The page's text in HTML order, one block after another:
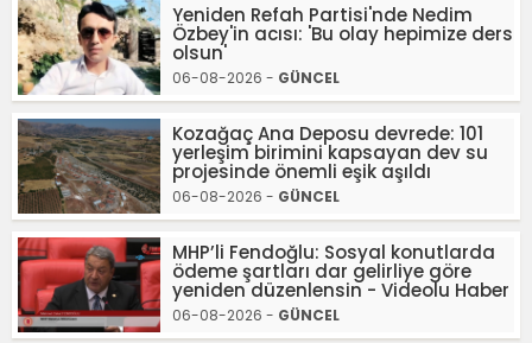
Yeniden Refah Partisi'nde Nedim
Özbey'in acısı: 'Bu olay hepimize ders
olsun'
06-08-2026 - GÜNCEL
Kozağaç Ana Deposu devrede: 101
yerleşim birimini kapsayan dev su
projesinde önemli eşik aşıldı
06-08-2026 - GÜNCEL
MHP’li Fendoğlu: Sosyal konutlarda
ödeme şartları dar gelirliye göre
yeniden düzenlensin - Videolu Haber
06-08-2026 - GÜNCEL